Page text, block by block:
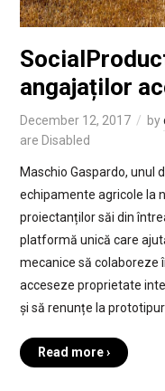
angajaților
December 12, 2017 by
are Disabled
Maschio Gaspardo, unul
echipamente agricole la
proiectanților săi din
platformă unică care
mecanice să colaboreze
acceseze proprietate
și să renunțe la
Read more ›